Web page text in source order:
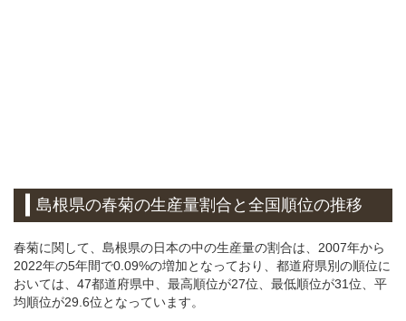
島根県の春菊の生産量割合と全国順位の推移
春菊に関して、島根県の日本の中の生産量の割合は、2007年から
2022年の5年間で0.09%の増加となっており、都道府県別の順位に
おいては、47都道府県中、最高順位が27位、最低順位が31位、平
均順位が29.6位となっています。